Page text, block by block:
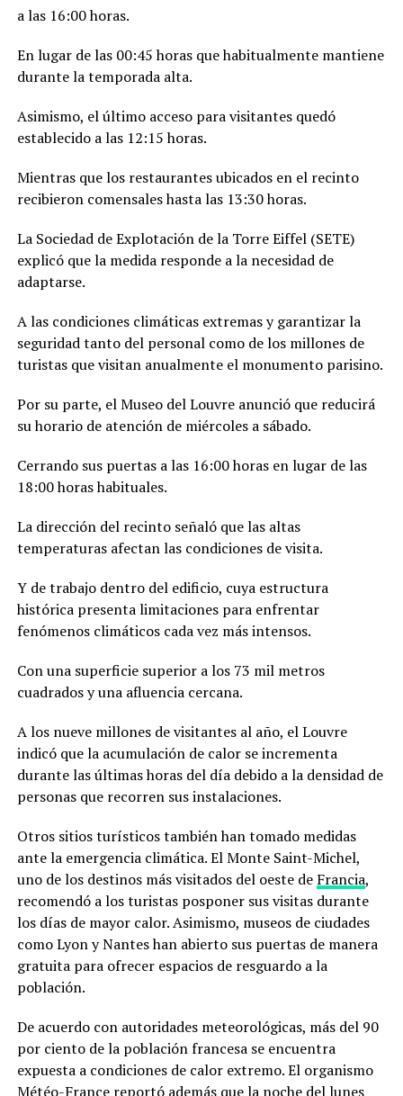
a las 16:00 horas.
En lugar de las 00:45 horas que habitualmente mantiene
durante la temporada alta.
Asimismo, el último acceso para visitantes quedó
establecido a las 12:15 horas.
Mientras que los restaurantes ubicados en el recinto
recibieron comensales hasta las 13:30 horas.
La Sociedad de Explotación de la Torre Eiffel (SETE)
explicó que la medida responde a la necesidad de
adaptarse.
A las condiciones climáticas extremas y garantizar la
seguridad tanto del personal como de los millones de
turistas que visitan anualmente el monumento parisino.
Por su parte, el Museo del Louvre anunció que reducirá
su horario de atención de miércoles a sábado.
Cerrando sus puertas a las 16:00 horas en lugar de las
18:00 horas habituales.
La dirección del recinto señaló que las altas
temperaturas afectan las condiciones de visita.
Y de trabajo dentro del edificio, cuya estructura
histórica presenta limitaciones para enfrentar
fenómenos climáticos cada vez más intensos.
Con una superficie superior a los 73 mil metros
cuadrados y una afluencia cercana.
A los nueve millones de visitantes al año, el Louvre
indicó que la acumulación de calor se incrementa
durante las últimas horas del día debido a la densidad de
personas que recorren sus instalaciones.
Otros sitios turísticos también han tomado medidas
ante la emergencia climática. El Monte Saint-Michel,
uno de los destinos más visitados del oeste de Francia,
recomendó a los turistas posponer sus visitas durante
los días de mayor calor. Asimismo, museos de ciudades
como Lyon y Nantes han abierto sus puertas de manera
gratuita para ofrecer espacios de resguardo a la
población.
De acuerdo con autoridades meteorológicas, más del 90
por ciento de la población francesa se encuentra
expuesta a condiciones de calor extremo. El organismo
Météo-France reportó además que la noche del lunes